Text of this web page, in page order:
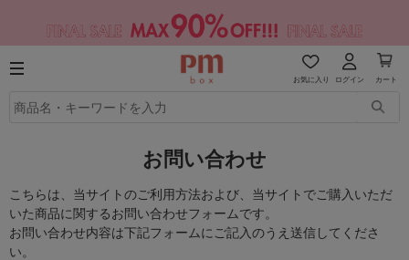
お気に入り ログイン カート
お問い合わせ
こちらは、当サイトのご利用方法および、当サイトでご購入いただ
いた商品に関するお問い合わせフォームです。
お問い合わせ内容は下記フォームにご記入のうえ送信してくださ
い。